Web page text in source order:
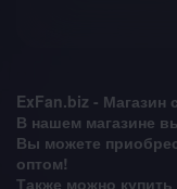
ExFan.biz - Магазин
В нашем магазине
Вы можете
оптом!
Также можно